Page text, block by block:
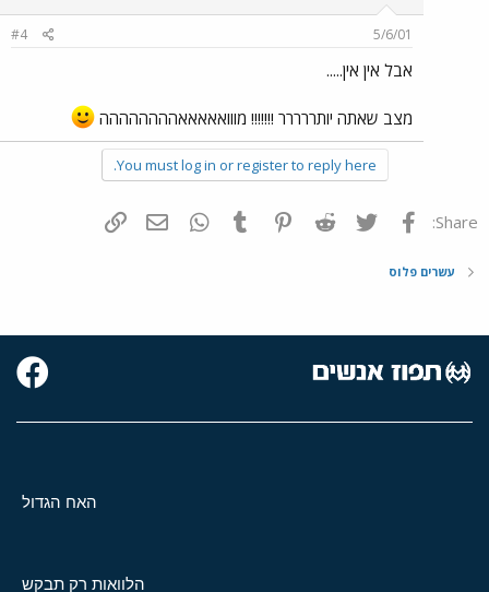
5/6/01
#4
אבל אין אין.....
מצב שאתה יותררררר !!!!!!! מווואאאאאהההההההה
You must log in or register to reply here.
Share: פייסבוק Twitter
Reddit
Pinterest
Tumblr
WhatsAppדואר אלקטרוני
עשרים פלוס
האח הגדול
הלוואות רק תבקש